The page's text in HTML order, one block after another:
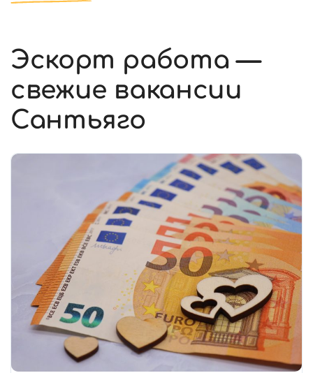
Эскорт работа —
свежие вакансии
Сантьяго